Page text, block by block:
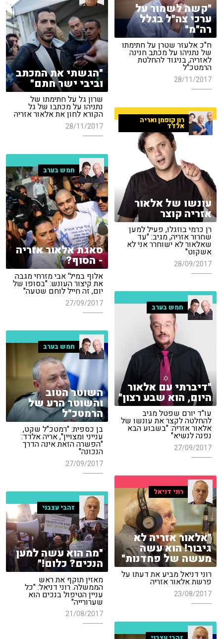
"קשה לשמור על
ערכי צה"ל בגלל
רה"מ"
ח"כ אלעזר שטרן על חתימתו
של נתניהו על מכתב חנינה
לאזריה, בניגוד להחלטת
הרמטכ"ל
28/11/2017 "הגשתי את המכתב
וביבי ישר חתם"
שרון גל על חתימתו של
נתניהו על מכתבו של גל
הקורא לחון את אלאור אזריה
28/11/2017
רון קופמן ואריה
אלדד
עונשו של אלאור
אזריה קוצר
רן כרמי בוזגלו, פעיל למען
שחרור אזריה, מגיב: "עד
שאלאור לא ישוחרר אני לא
אשקוט"
28/09/2017
חמש בערב
סאגת אלאור אזריה
- הסוף?
אלוף במיל' אבי מזרחי מגבה
את קיצור העונש: "בסופו של
יום, זה חייל לוחם שטעה"
27/09/2017 חמש בערב
"דיברתי עם אלאור
היום, הוא שבע רצון"
עו"ד יורם שפטל מגיב
להחלטה לקצר את עונשו של
אלאור אזריה: "בשבוע הבא
נפנה לנשיא"
27/09/2017
חמש בערב
השוטר הטוב
והשוטר הרע של
הרמטכ"ל
בן כספית: "רמטכ"ל שקט,
ענייני ומצויין", אריה אלדד:
"הפשרה הזאת אינה הדרך
הנכונה"
27/09/2017
רוני דניאל
"אלאור אזריה לא
גיבור! הוא עשה
מעשה של פחדנות"
רוני דניאל מביע את דעתו על
פרשת אלאור אזריה
23/08/2017
זהבי עצבני
"מה הוא עשה למען
הנכים? כלום!"
מאזין תוקף את ראש
הממשלה. רוני דניאל: "כל
עניין הטיפול בנכים הוא
שערורייה"
21/08/2017